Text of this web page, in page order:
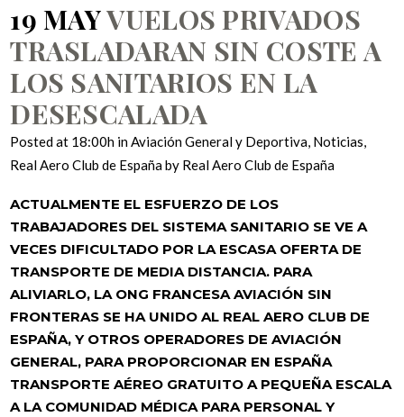
19 MAYVUELOS PRIVADOS
TRASLADARAN SIN COSTE A
LOS SANITARIOS EN LA
DESESCALADA
Posted at 18:00h inAviación General y Deportiva, Noticias,
Real Aero Club de Españaby Real Aero Club de España
ACTUALMENTE EL ESFUERZO DE LOS
TRABAJADORES DEL SISTEMA SANITARIO SE VE A
VECES DIFICULTADO POR LA ESCASA OFERTA DE
TRANSPORTE DE MEDIA DISTANCIA. PARA
ALIVIARLO, LA ONG FRANCESA AVIACIÓN SIN
FRONTERAS SE HA UNIDO AL REAL AERO CLUB DE
ESPAÑA, Y OTROS OPERADORES DE AVIACIÓN
GENERAL, PARA PROPORCIONAR EN ESPAÑA
TRANSPORTE AÉREO GRATUITO A PEQUEÑA ESCALA
A LA COMUNIDAD MÉDICA PARA PERSONAL Y